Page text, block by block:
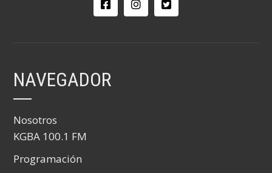
NAVEGADOR
Nosotros
KGBA 100.1 FM
Programación